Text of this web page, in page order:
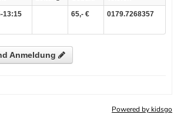
Powered by kidsgo